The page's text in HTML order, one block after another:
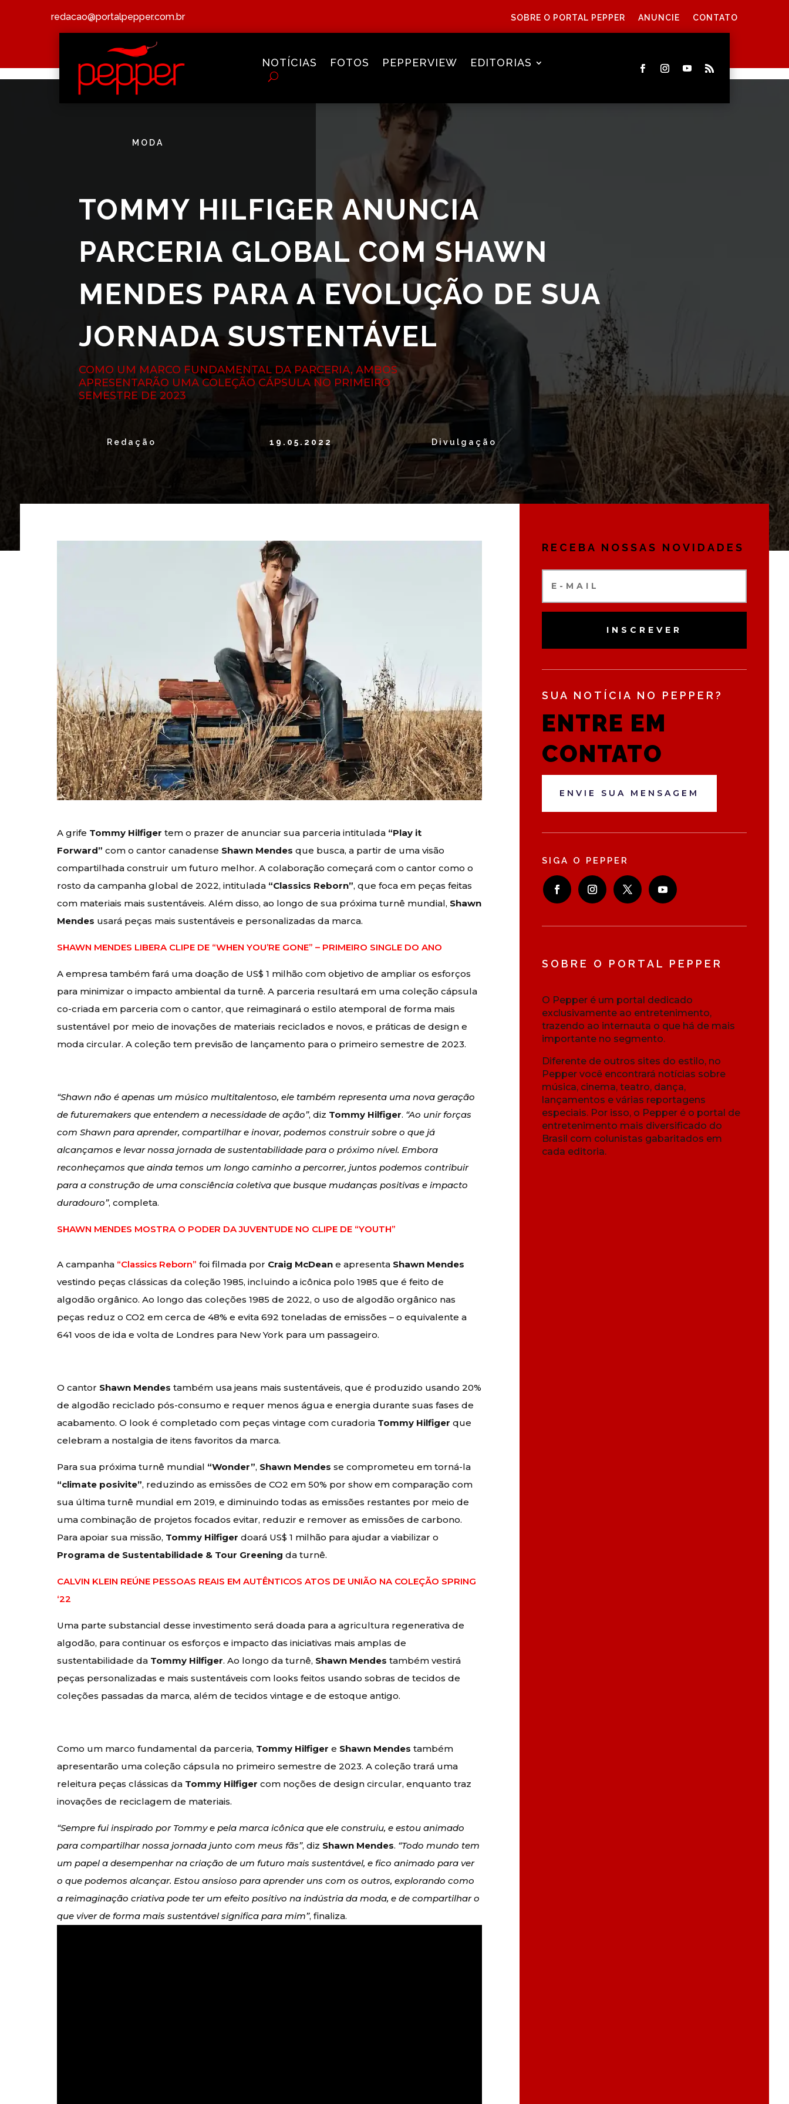
redacao@portalpepper.com.br SOBRE O PORTAL PEPPER ANUNCIE CONTATO
NOTÍCIAS FOTOS PEPPERVIEW EDITORIAS
MODA
TOMMY HILFIGER ANUNCIA
PARCERIA GLOBAL COM SHAWN
MENDES PARA A EVOLUÇÃO DE SUA
JORNADA SUSTENTÁVEL
COMO UM MARCO FUNDAMENTAL DA PARCERIA, AMBOS
APRESENTARÃO UMA COLEÇÃO CÁPSULA NO PRIMEIRO
SEMESTRE DE 2023
Redação 19.05.2022 Divulgação
A grife Tommy Hilfiger tem o prazer de anunciar sua parceria intitulada “Play it
Forward” com o cantor canadense Shawn Mendes que busca, a partir de uma visão
compartilhada construir um futuro melhor. A colaboração começará com o cantor como o
rosto da campanha global de 2022, intitulada “Classics Reborn”, que foca em peças feitas
com materiais mais sustentáveis. Além disso, ao longo de sua próxima turnê mundial, Shawn
Mendes usará peças mais sustentáveis e personalizadas da marca.
SHAWN MENDES LIBERA CLIPE DE “WHEN YOU’RE GONE” – PRIMEIRO SINGLE DO ANO
A empresa também fará uma doação de US$ 1 milhão com objetivo de ampliar os esforços
para minimizar o impacto ambiental da turnê. A parceria resultará em uma coleção cápsula
co-criada em parceria com o cantor, que reimaginará o estilo atemporal de forma mais
sustentável por meio de inovações de materiais reciclados e novos, e práticas de design e
moda circular. A coleção tem previsão de lançamento para o primeiro semestre de 2023.
“Shawn não é apenas um músico multitalentoso, ele também representa uma nova geração
de futuremakers que entendem a necessidade de ação”, diz Tommy Hilfiger. “Ao unir forças
com Shawn para aprender, compartilhar e inovar, podemos construir sobre o que já
alcançamos e levar nossa jornada de sustentabilidade para o próximo nível. Embora
reconheçamos que ainda temos um longo caminho a percorrer, juntos podemos contribuir
para a construção de uma consciência coletiva que busque mudanças positivas e impacto
duradouro”, completa.
SHAWN MENDES MOSTRA O PODER DA JUVENTUDE NO CLIPE DE “YOUTH”
A campanha “Classics Reborn” foi filmada por Craig McDean e apresenta Shawn Mendes
vestindo peças clássicas da coleção 1985, incluindo a icônica polo 1985 que é feito de
algodão orgânico. Ao longo das coleções 1985 de 2022, o uso de algodão orgânico nas
peças reduz o CO2 em cerca de 48% e evita 692 toneladas de emissões – o equivalente a
641 voos de ida e volta de Londres para New York para um passageiro.
O cantor Shawn Mendes também usa jeans mais sustentáveis, que é produzido usando 20%
de algodão reciclado pós-consumo e requer menos água e energia durante suas fases de
acabamento. O look é completado com peças vintage com curadoria Tommy Hilfiger que
celebram a nostalgia de itens favoritos da marca.
Para sua próxima turnê mundial “Wonder”, Shawn Mendes se comprometeu em torná-la
“climate posivite”, reduzindo as emissões de CO2 em 50% por show em comparação com
sua última turnê mundial em 2019, e diminuindo todas as emissões restantes por meio de
uma combinação de projetos focados evitar, reduzir e remover as emissões de carbono.
Para apoiar sua missão, Tommy Hilfiger doará US$ 1 milhão para ajudar a viabilizar o
Programa de Sustentabilidade & Tour Greeningda turnê.
CALVIN KLEIN REÚNE PESSOAS REAIS EM AUTÊNTICOS ATOS DE UNIÃO NA COLEÇÃO SPRING
‘22
Uma parte substancial desse investimento será doada para a agricultura regenerativa de
algodão, para continuar os esforços e impacto das iniciativas mais amplas de
sustentabilidade da Tommy Hilfiger. Ao longo da turnê, Shawn Mendes também vestirá
peças personalizadas e mais sustentáveis com looks feitos usando sobras de tecidos de
coleções passadas da marca, além de tecidos vintage e de estoque antigo.
Como um marco fundamental da parceria, Tommy Hilfiger e Shawn Mendes também
apresentarão uma coleção cápsula no primeiro semestre de 2023. A coleção trará uma
releitura peças clássicas da Tommy Hilfiger com noções de design circular, enquanto traz
inovações de reciclagem de materiais.
“Sempre fui inspirado por Tommy e pela marca icônica que ele construiu, e estou animado
para compartilhar nossa jornada junto com meus fãs”, diz Shawn Mendes. “Todo mundo tem
um papel a desempenhar na criação de um futuro mais sustentável, e fico animado para ver
o que podemos alcançar. Estou ansioso para aprender uns com os outros, explorando como
a reimaginação criativa pode ter um efeito positivo na indústria da moda, e de compartilhar o
que viver de forma mais sustentável significa para mim”, finaliza.
RECEBA NOSSAS NOVIDADES
INSCREVER
SUA NOTÍCIA NO PEPPER?
ENTRE EM
CONTATO
ENVIE SUA MENSAGEM
SIGA O PEPPER
SOBRE O PORTAL PEPPER
O Pepper é um portal dedicado
exclusivamente ao entretenimento,
trazendo ao internauta o que há de mais
importante no segmento.
Diferente de outros sites do estilo, no
Pepper você encontrará notícias sobre
música, cinema, teatro, dança,
lançamentos e várias reportagens
especiais. Por isso, o Pepper é o portal de
entretenimento mais diversificado do
Brasil com colunistas gabaritados em
cada editoria.